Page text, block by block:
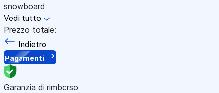
snowboard
Vedi tutto
Prezzo totale:
Indietro
Pagamenti
Garanzia di rimborso